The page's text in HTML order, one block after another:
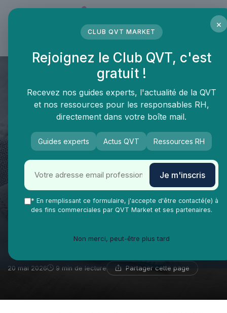
QVT Market Enjeux dans la QVT Diversité inclusion
Inclusion dans l'emploi : 1,29
milliard d'euros fléchés pour
se positionner
20 mai 2026 9 min de lecture Partager cette page
×
CLUB QVT MARKET
Rejoignez le Club QVT, c'est
gratuit !
Recevez nos guides experts, l'actualité de la QVT
et nos ressources pour les responsables RH,
directement dans votre boîte mail.
Guides experts Actus QVT Ressources RH
Je m'inscris
* En remplissant ce formulaire, j'accepte d'être contacté(e) à
des fins commerciales par QVT Market et ses partenaires.
Non merci, peut-être plus tard
Panneau de gestion des cookies